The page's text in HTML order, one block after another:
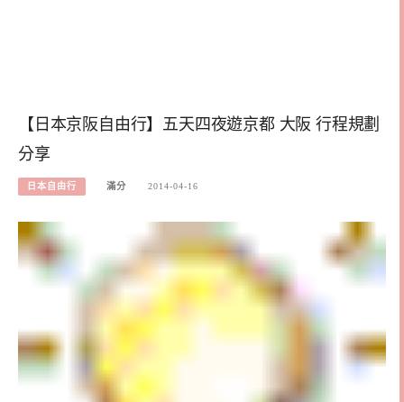
【日本京阪自由行】五天四夜遊京都 大阪 行程規劃
分享
日本自由行 滿分 2014-04-16